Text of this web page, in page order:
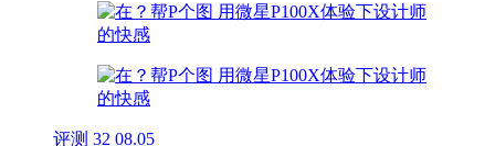
评测 32 08.05